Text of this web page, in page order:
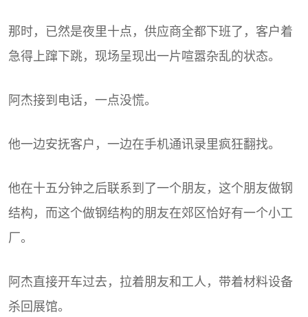
那时，已然是夜里十点，供应商全都下班了，客户着
急得上蹿下跳，现场呈现出一片喧嚣杂乱的状态。
阿杰接到电话，一点没慌。
他一边安抚客户，一边在手机通讯录里疯狂翻找。
他在十五分钟之后联系到了一个朋友，这个朋友做钢
结构，而这个做钢结构的朋友在郊区恰好有一个小工
厂。
阿杰直接开车过去，拉着朋友和工人，带着材料设备
杀回展馆。